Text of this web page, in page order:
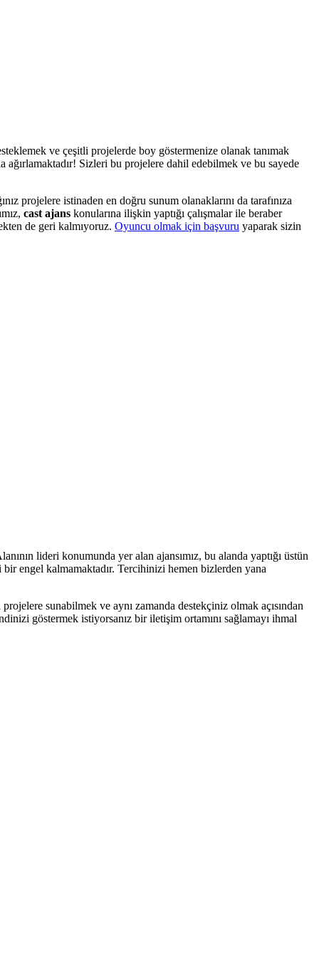
ve çeşitli projelerde boy göstermenize olanak tanımak
ağırlamaktadır! Sizleri bu projelere dahil edebilmek ve bu sayede
projelere istinaden en doğru sunum olanaklarını da tarafınıza
cast ajans konularına ilişkin yaptığı çalışmalar ile beraber
de geri kalmıyoruz. Oyuncu olmak için başvuru yaparak sizin
lideri konumunda yer alan ajansımız, bu alanda yaptığı üstün
engel kalmamaktadır. Tercihinizi hemen bizlerden yana
sunabilmek ve aynı zamanda destekçiniz olmak açısından
göstermek istiyorsanız bir iletişim ortamını sağlamayı ihmal